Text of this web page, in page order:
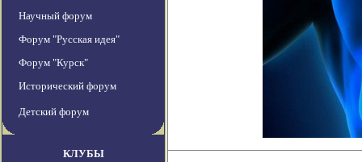
Научный форум
Форум "Русская идея"
Форум "Курск"
Исторический форум
Детский форум
КЛУБЫ